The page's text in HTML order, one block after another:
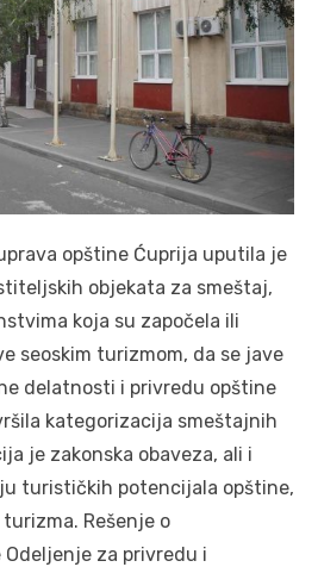
opštine Ćuprija uputila je
objekata za smeštaj,
koja su započela ili
seoskim turizmom, da se jave
delatnosti i privredu opštine
kategorizacija smeštajnih
je zakonska obaveza, ali i
turističkih potencijala opštine,
Rešenje o
za privredu i